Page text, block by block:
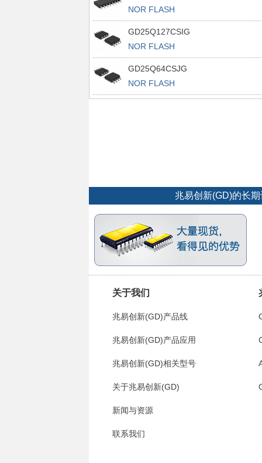
NOR FLASH
GD25Q127CSIG
NOR FLASH
GD25Q64CSJG
NOR FLASH
兆易创新(GD)的长
关于我们
兆易创新(GD)产品线
兆易创新(GD)产品应用
兆易创新(GD)相关型号
关于兆易创新(GD)
新闻与资源
联系我们